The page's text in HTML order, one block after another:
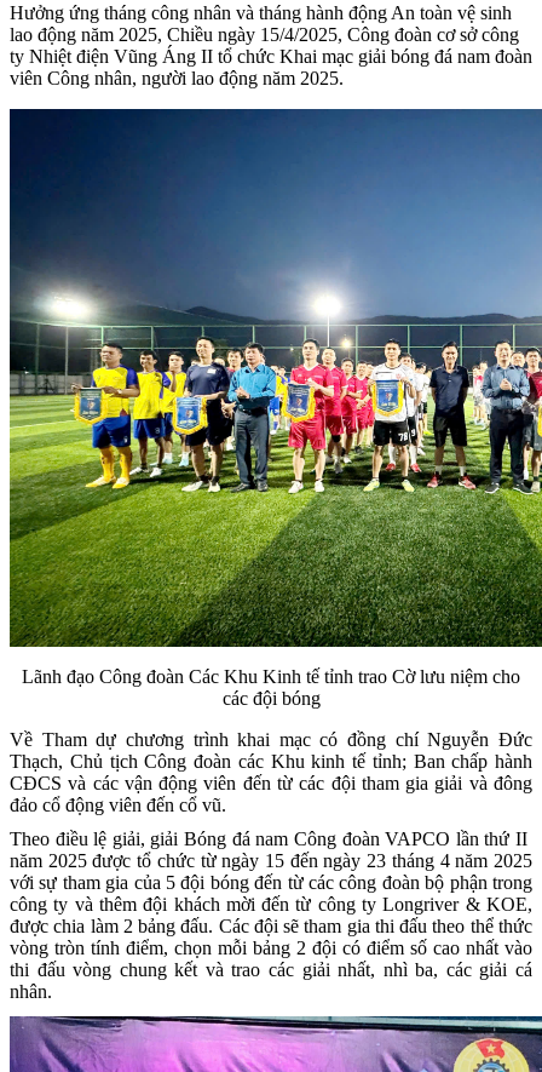
Hưởng ứng tháng công nhân và tháng hành động An toàn vệ sinh
lao động năm 2025, Chiều ngày 15/4/2025, Công đoàn cơ sở công
ty Nhiệt điện Vũng Áng II tổ chức Khai mạc giải bóng đá nam đoàn
viên Công nhân, người lao động năm 2025.
Lãnh đạo Công đoàn Các Khu Kinh tế tỉnh trao Cờ lưu niệm cho
các đội bóng
Về Tham dự chương trình khai mạc có đồng chí Nguyễn Đức
Thạch, Chủ tịch Công đoàn các Khu kinh tế tỉnh; Ban chấp hành
CĐCS và các vận động viên đến từ các đội tham gia giải và đông
đảo cổ động viên đến cổ vũ.
Theo điều lệ giải, giải Bóng đá nam Công đoàn VAPCO lần thứ II
năm 2025 được tổ chức từ ngày 15 đến ngày 23 tháng 4 năm 2025
với sự tham gia của 5 đội bóng đến từ các công đoàn bộ phận trong
công ty và thêm đội khách mời đến từ công ty Longriver & KOE,
được chia làm 2 bảng đấu. Các đội sẽ tham gia thi đấu theo thể thức
vòng tròn tính điểm, chọn mỗi bảng 2 đội có điểm số cao nhất vào
thi đấu vòng chung kết và trao các giải nhất, nhì ba, các giải cá
nhân.